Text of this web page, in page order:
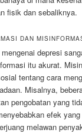
fisik dan sebaliknya.
DAN
depresi
itu akurat.
tentang cara
Misalnya,
pengobatan yang
efek
melawan